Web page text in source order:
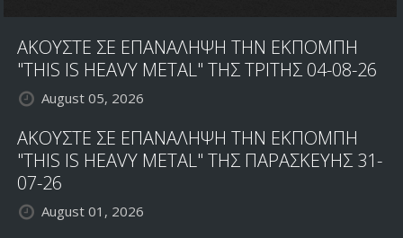
ΑΚΟΥΣΤΕ ΣΕ ΕΠΑΝΑΛΗΨΗ ΤΗΝ ΕΚΠΟΜΠΗ
"THIS IS HEAVY METAL" ΤΗΣ ΤΡΙΤΗΣ 04-08-26
August 05, 2026
ΑΚΟΥΣΤΕ ΣΕ ΕΠΑΝΑΛΗΨΗ ΤΗΝ ΕΚΠΟΜΠΗ
"THIS IS HEAVY METAL" ΤΗΣ ΠΑΡΑΣΚΕΥΗΣ 31-
07-26
August 01, 2026